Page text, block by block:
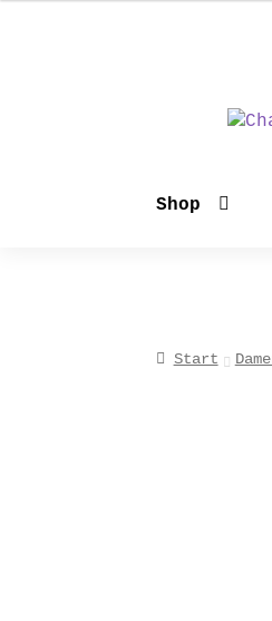
springen
springen
Shop
Start